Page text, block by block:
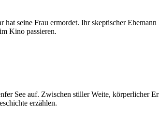
seine Frau ermordet. Ihr skeptischer
Kino passieren.
See auf. Zwischen stiller Weite, körperlicher
erzählen.